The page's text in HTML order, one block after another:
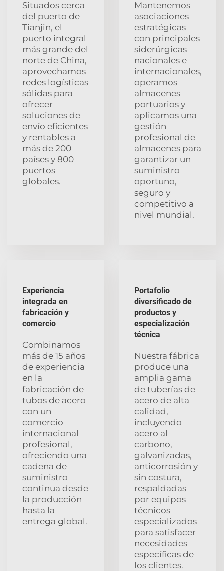
Situados cerca
del puerto de
Tianjin, el
puerto integral
más grande del
norte de China,
aprovechamos
redes logísticas
sólidas para
ofrecer
soluciones de
envío eficientes
y rentables a
más de 200
países y 800
puertos
globales.
Mantenemos
asociaciones
estratégicas
con principales
siderúrgicas
nacionales e
internacionales,
operamos
almacenes
portuarios y
aplicamos una
gestión
profesional de
almacenes para
garantizar un
suministro
oportuno,
seguro y
competitivo a
nivel mundial.
Experiencia
integrada en
fabricación y
comercio
Combinamos
más de 15 años
de experiencia
en la
fabricación de
tubos de acero
con un
comercio
internacional
profesional,
ofreciendo una
cadena de
suministro
continua desde
la producción
hasta la
entrega global.
Portafolio
diversificado de
productos y
especialización
técnica
Nuestra fábrica
produce una
amplia gama
de tuberías de
acero de alta
calidad,
incluyendo
acero al
carbono,
galvanizadas,
anticorrosión y
sin costura,
respaldadas
por equipos
técnicos
especializados
para satisfacer
necesidades
específicas de
los clientes.